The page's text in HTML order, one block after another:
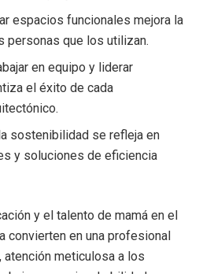
espacios funcionales mejora la
personas que los utilizan.
en equipo y liderar
el éxito de cada
sostenibilidad se refleja en
y soluciones de eficiencia
y el talento de mamá en el
convierten en una profesional
atención meticulosa a los